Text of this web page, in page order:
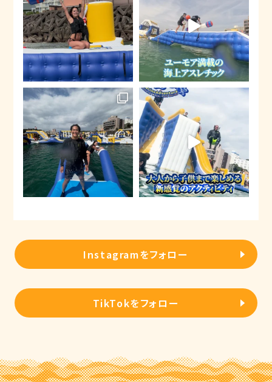
Instagramをフォロー
TikTokをフォロー